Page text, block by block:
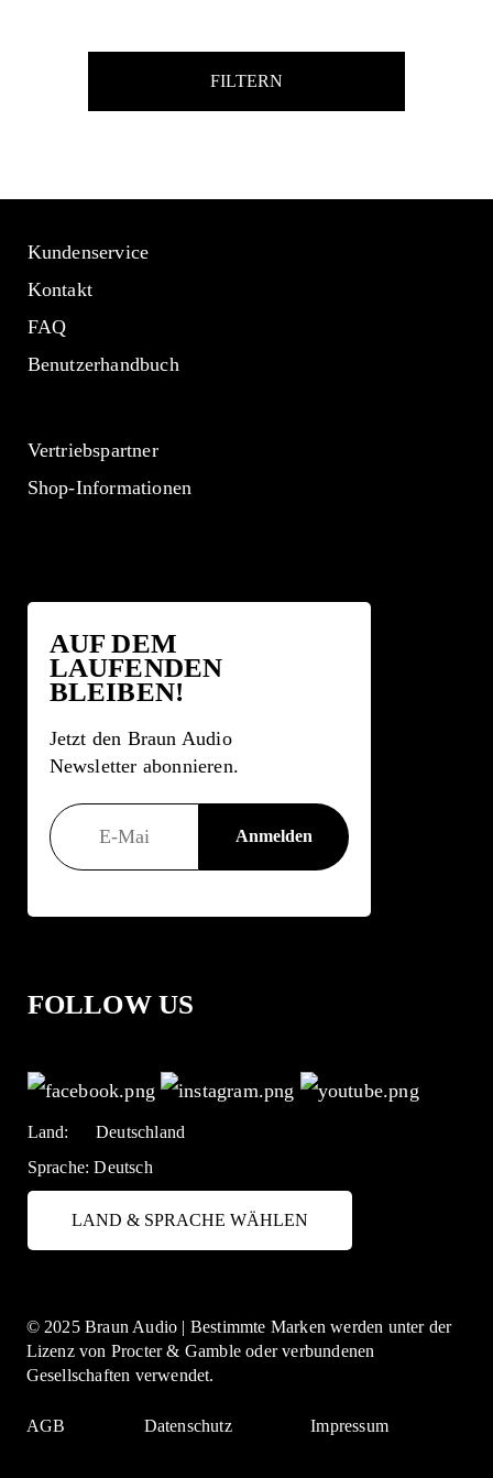
FILTERN
Kundenservice
Kontakt
FAQ
Benutzerhandbuch
Vertriebspartner
Shop-Informationen
AUF DEM
LAUFENDEN
BLEIBEN!
Jetzt den Braun Audio
Newsletter abonnieren.
FOLLOW US
Land:
Deutschland
Sprache:Deutsch
LAND & SPRACHE WÄHLEN
© 2025 Braun Audio | Bestimmte Marken werden unter der
Lizenz von Procter & Gamble oder verbundenen
Gesellschaften verwendet.
AGB Datenschutz Impressum